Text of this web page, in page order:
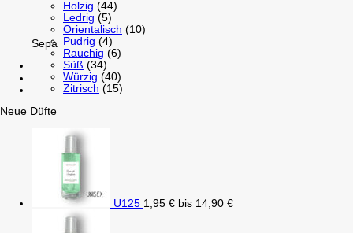
Sepa
Holzig (44)
Ledrig (5)
Orientalisch (10)
Pudrig (4)
Rauchig (6)
Süß (34)
Würzig (40)
Zitrisch (15)
Neue Düfte
U125 1,95 € bis 14,90 €